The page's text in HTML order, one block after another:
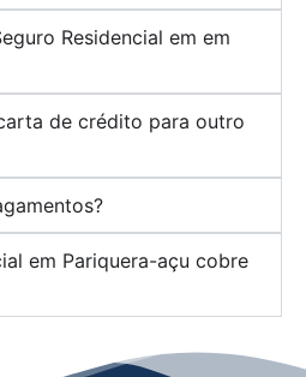
Residencial em em
de crédito para outro
em Pariquera-açu cobre